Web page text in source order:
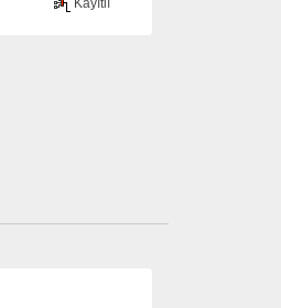
Kayıtlı